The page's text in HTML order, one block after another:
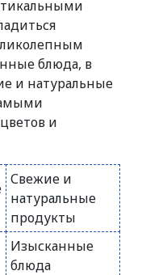
блюда, в
и натуральные
и
Свежие и
натуральные
продукты
Изысканные
блюда